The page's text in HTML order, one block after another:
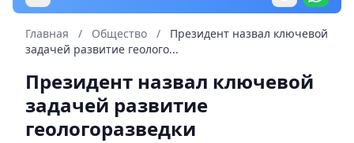
Главная / Общество /
Президент назвал ключевой
задачей развитие геолого...
Президент назвал ключевой
задачей развитие
геологоразведки